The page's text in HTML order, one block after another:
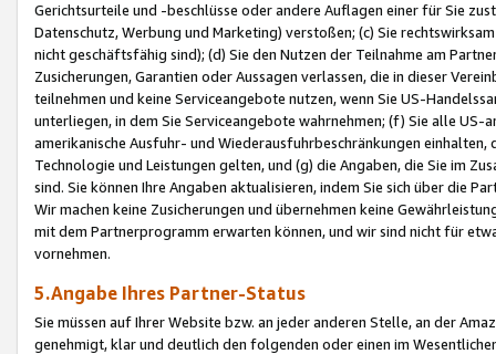
Gerichtsurteile und -beschlüsse oder andere Auflagen einer für Sie
Datenschutz, Werbung und Marketing) verstoßen; (c) Sie
nicht geschäftsfähig sind); (d) Sie den Nutzen der Teilnahme am
Zusicherungen, Garantien oder Aussagen verlassen, die in dieser
teilnehmen und keine Serviceangebote nutzen, wenn Sie US-
unterliegen, in dem Sie Serviceangebote wahrnehmen; (f) Sie alle
amerikanische Ausfuhr- und Wiederausfuhrbeschränkungen
Technologie und Leistungen gelten, und (g) die Angaben, die Sie im
sind. Sie können Ihre Angaben aktualisieren, indem Sie sich über die
Wir machen keine Zusicherungen und übernehmen keine
mit dem Partnerprogramm erwarten können, und wir sind nicht für
vornehmen.
5.Angabe Ihres Partner-Status
Sie müssen auf Ihrer Website bzw. an jeder anderen Stelle, an der
genehmigt, klar und deutlich den folgenden oder einen im